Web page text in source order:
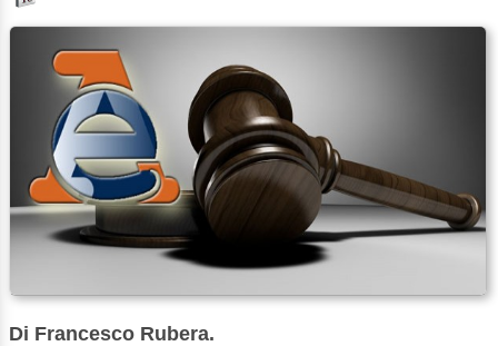
Di Francesco Rubera.